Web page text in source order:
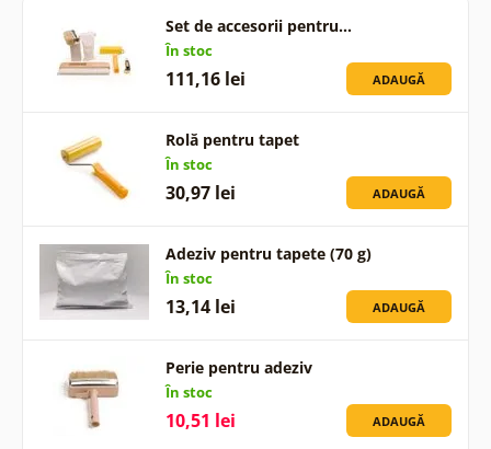
Set de accesorii pentru…
În stoc
111,16 lei ADAUGĂ
Rolă pentru tapet
În stoc
30,97 lei ADAUGĂ
Adeziv pentru tapete (70 g)
În stoc
13,14 lei ADAUGĂ
Perie pentru adeziv
În stoc
10,51 lei ADAUGĂ